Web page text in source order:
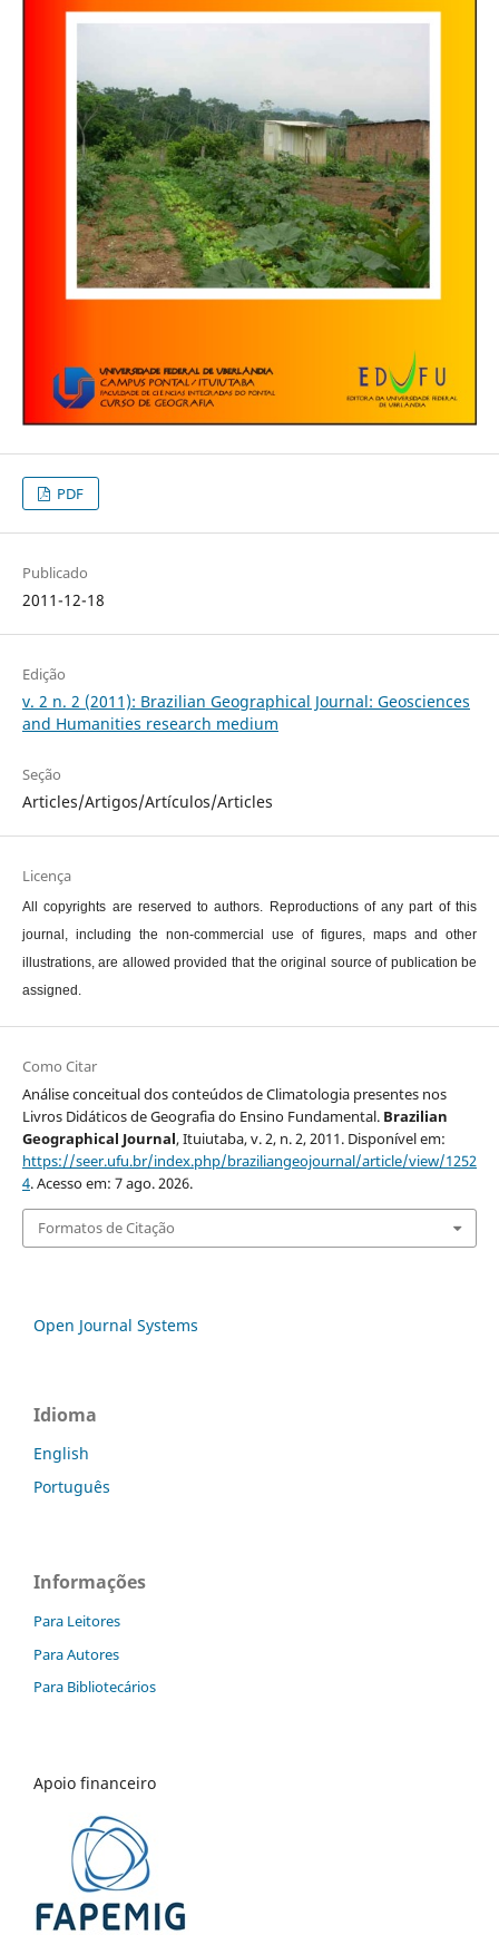
PDF
Publicado
2011-12-18
Edição
v. 2 n. 2 (2011): Brazilian Geographical Journal: Geosciences
and Humanities research medium
Seção
Articles/Artigos/Artículos/Articles
Licença
All copyrights are reserved to authors. Reproductions of any part of this
journal, including the non-commercial use of figures, maps and other
illustrations, are allowed provided that the original source of publication be
assigned.
Como Citar
Análise conceitual dos conteúdos de Climatologia presentes nos
Livros Didáticos de Geografia do Ensino Fundamental. Brazilian
Geographical Journal, Ituiutaba, v. 2, n. 2, 2011. Disponível em:
https://seer.ufu.br/index.php/braziliangeojournal/article/view/1252
4. Acesso em: 7 ago. 2026.
Formatos de Citação
Open Journal Systems
Idioma
English
Português
Informações
Para Leitores
Para Autores
Para Bibliotecários
Apoio financeiro